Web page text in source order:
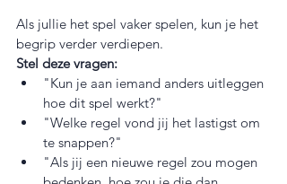
Als jullie het spel vaker spelen, kun je het
begrip verder verdiepen.
Stel deze vragen:
"Kun je aan iemand anders uitleggen
hoe dit spel werkt?"
"Welke regel vond jij het lastigst om
te snappen?"
"Als jij een nieuwe regel zou mogen